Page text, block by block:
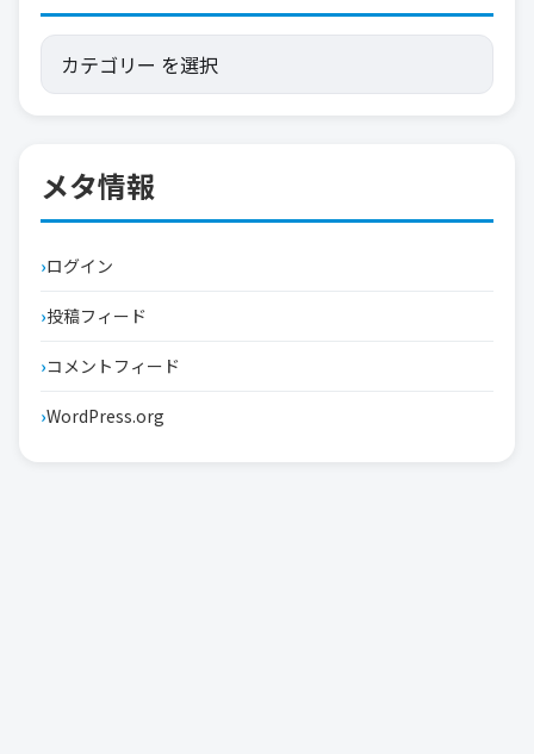
メタ情報
ログイン
投稿フィード
コメントフィード
WordPress.org